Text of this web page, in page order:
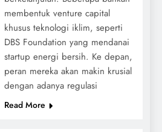
membentuk venture capital
khusus teknologi iklim, seperti
DBS Foundation yang mendanai
startup energi bersih. Ke depan,
peran mereka akan makin krusial
dengan adanya regulasi
Read More